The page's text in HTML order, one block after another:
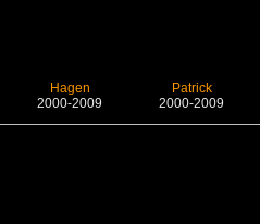
Hagen
2000-2009
Patrick
2000-2009
03.09.2005:
Helter